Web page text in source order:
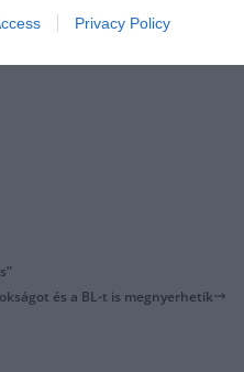
Privacy Policy
és a BL-t is megnyerhetik